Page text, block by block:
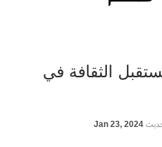
الثقافة في
Jan 23, 2024